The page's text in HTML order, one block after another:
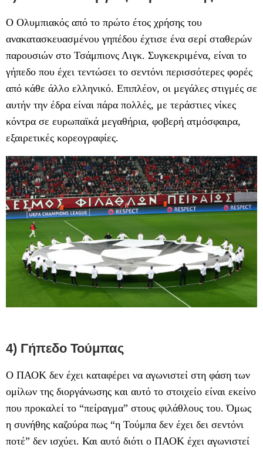
Ο Ολυμπιακός από το πρώτο έτος χρήσης του
ανακατασκευασμένου γηπέδου έχτισε ένα σερί σταθερών
παρουσιών στο Τσάμπιονς Λιγκ. Συγκεκριμένα, είναι το
γήπεδο που έχει τεντώσει το σεντόνι περισσότερες φορές
από κάθε άλλο ελληνικό. Επιπλέον, οι μεγάλες στιγμές σε
αυτήν την έδρα είναι πάρα πολλές, με τεράστιες νίκες
κόντρα σε ευρωπαϊκά μεγαθήρια, φοβερή ατμόσφαιρα,
εξαιρετικές κορεογραφίες.
4) Γήπεδο Τούμπας
Ο ΠΑΟΚ δεν έχει καταφέρει να αγωνιστεί στη φάση των
ομίλων της διοργάνωσης και αυτό το στοιχείο είναι εκείνο
που προκαλεί το “πείραγμα” στους φιλάθλους του. Όμως
η συνήθης καζούρα πως “η Τούμπα δεν έχει δει σεντόνι
ποτέ” δεν ισχύει. Και αυτό διότι ο ΠΑΟΚ έχει αγωνιστεί